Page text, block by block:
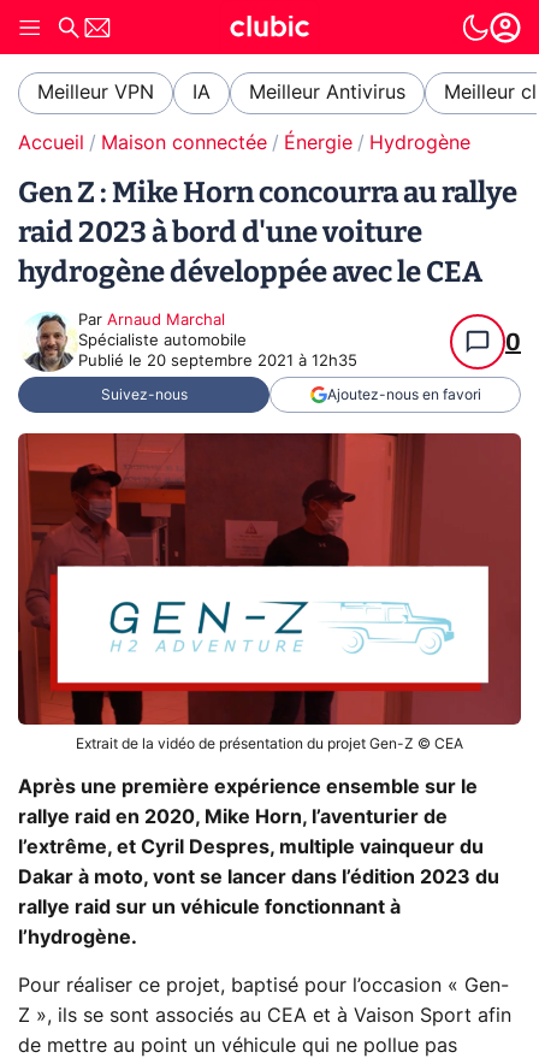
Meilleur VPN IA Meilleur Antivirus Meilleur
Accueil Maison connectée Énergie Hydrogène
Gen Z : Mike Horn concourra au rallye
raid 2023 à bord d'une voiture
hydrogène développée avec le CEA
Par Arnaud Marchal
Spécialiste automobile
Publié le 20 septembre 2021 à 12h35
0
Suivez-nous Ajoutez-nous en favori
Extrait de la vidéo de présentation du projet Gen-Z © CEA
Après une première expérience ensemble sur le
rallye raid en 2020, Mike Horn, l’aventurier de
l’extrême, et Cyril Despres, multiple vainqueur du
Dakar à moto, vont se lancer dans l’édition 2023 du
rallye raid sur un véhicule fonctionnant à
l’hydrogène.
Pour réaliser ce projet, baptisé pour l’occasion « Gen-
Z », ils se sont associés au CEA et à Vaison Sport afin
de mettre au point un véhicule qui ne pollue pas